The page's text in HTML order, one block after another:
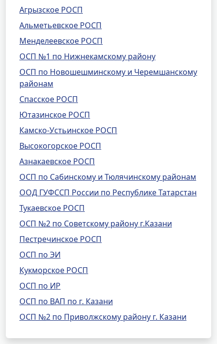
Агрызское РОСП
Альметьевское РОСП
Менделеевское РОСП
ОСП №1 по Нижнекамскому району
ОСП по Новошешминскому и Черемшанскому
районам
Спасское РОСП
Ютазинское РОСП
Камско-Устьинское РОСП
Высокогорское РОСП
Азнакаевское РОСП
ОСП по Сабинскому и Тюлячинскому районам
ООД ГУФССП России по Республике Татарстан
Тукаевское РОСП
ОСП №2 по Советскому району г.Казани
Пестречинское РОСП
ОСП по ЭИ
Кукморское РОСП
ОСП по ИР
ОСП по ВАП по г. Казани
ОСП №2 по Приволжскому району г. Казани